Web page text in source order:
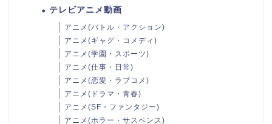
テレビアニメ動画
アニメ(バトル・アクション)
アニメ(ギャグ・コメディ)
アニメ(学園・スポーツ)
アニメ(仕事・日常)
アニメ(恋愛・ラブコメ)
アニメ(ドラマ・青春)
アニメ(SF・ファンタジー)
アニメ(ホラー・サスペンス)